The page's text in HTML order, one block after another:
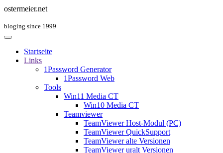
ostermeier.net
bloging since 1999
Startseite
Links
1Password Generator
1Password Web
Tools
Win11 Media CT
Win10 Media CT
Teamviewer
TeamViewer Host-Modul (PC)
TeamViewer QuickSupport
TeamViewer alte Versionen
TeamViewer uralt Versionen